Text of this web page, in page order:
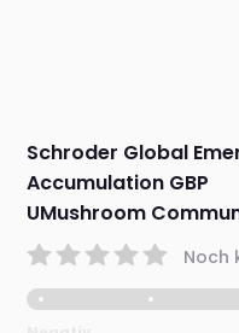
Schroder Global
Accumulation GBP
UMushroom
Noch